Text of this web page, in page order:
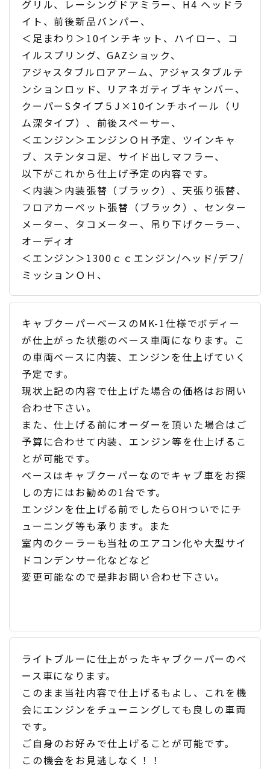
グリル、レーシングドアミラー、H4 ヘッドラ
イト、前後新品バンパー、
＜足まわり＞10インチキット、ハイロー、コ
イルスプリング、GAZショック、
アジャスタブルロアアーム、アジャスタブルテ
ンションロッド、リアネガティブキャンバー、
クーパーSタイプ５J×10インチホイール（リ
ム深タイプ）、前後スペーサー、
＜エンジン＞エンジンＯＨ予定、ツインキャ
ブ、ステンタコ足、サイド出しマフラー、
以下がこれから仕上げ予定の内容です。
＜内装＞内装張替（ブラック）、天張り張替、
フロアカーペット張替（ブラック）、センター
メーター、タコメーター、吊り下げクーラー、
オーディオ
＜エンジン＞1300ｃｃエンジン/ヘッド/デフ/
ミッションＯＨ、
キャブクーパーベースのMK-1仕様でボディー
が仕上がった状態のベース車両になります。こ
の車両ベースに内装、エンジンを仕上げていく
予定です。
現状上記の内容で仕上げた場合の価格はお問い
合わせ下さい。
また、仕上げる前にオーダーを頂いた場合はご
予算に合わせて内装、エンジン等を仕上げるこ
とが可能です。
ベースはキャブクーパーなのでキャブ車をお探
しの方にはお勧めの1台です。
エンジンを仕上げる前でしたらOHついでにチ
ューニング等も承ります。また
室内のクーラーも当社のエアコン化や大型サイ
ドコンデンサー化などなど
変更可能なので是非お問い合わせ下さい。
ライトブルーに仕上がったキャブクーパーのベ
ース車になります。
このまま当社内容で仕上げるもよし、これを機
会にエンジンをチューニングしても良しの車両
です。
ご自身のお好みで仕上げることが可能です。
この機会をお見逃しなく！！